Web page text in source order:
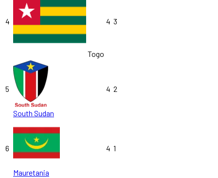
4
Togo
4 3
5
South Sudan
4 2
6
Mauretania
4 1